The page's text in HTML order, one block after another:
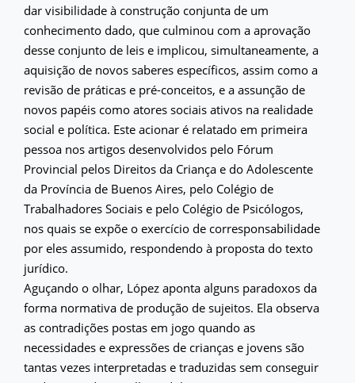
dar visibilidade à construção conjunta de um
conhecimento dado, que culminou com a aprovação
desse conjunto de leis e implicou, simultaneamente, a
aquisição de novos saberes específicos, assim como a
revisão de práticas e pré-conceitos, e a assunção de
novos papéis como atores sociais ativos na realidade
social e política. Este acionar é relatado em primeira
pessoa nos artigos desenvolvidos pelo Fórum
Provincial pelos Direitos da Criança e do Adolescente
da Província de Buenos Aires, pelo Colégio de
Trabalhadores Sociais e pelo Colégio de Psicólogos,
nos quais se expõe o exercício de corresponsabilidade
por eles assumido, respondendo à proposta do texto
jurídico.
Aguçando o olhar, López aponta alguns paradoxos da
forma normativa de produção de sujeitos. Ela observa
as contradições postas em jogo quando as
necessidades e expressões de crianças e jovens são
tantas vezes interpretadas e traduzidas sem conseguir